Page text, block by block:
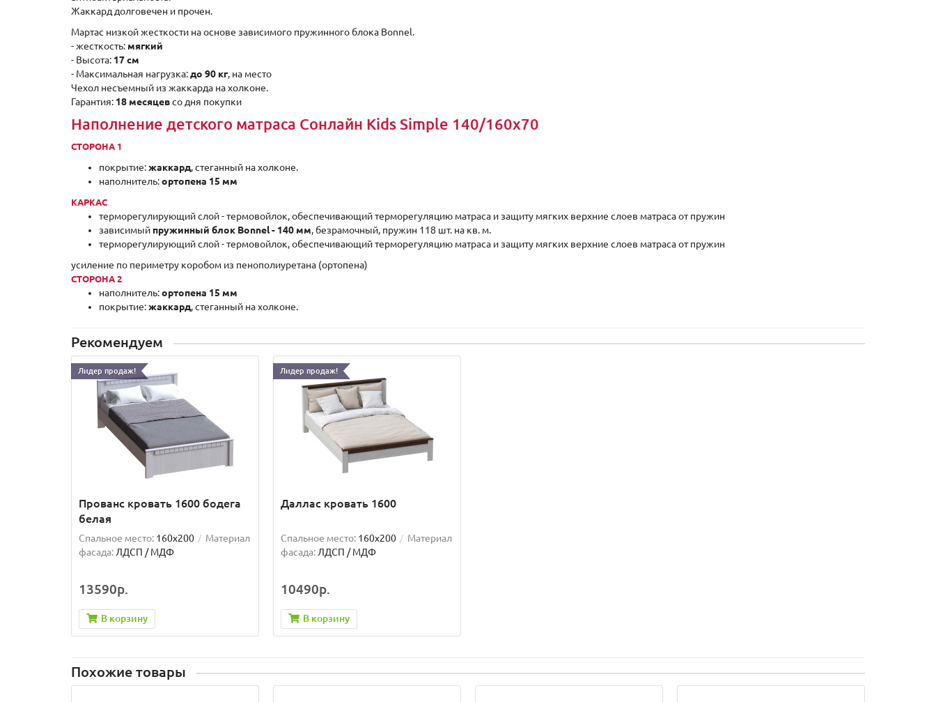
Жаккард долговечен и прочен.
Мартас низкой жесткости на основе зависимого пружинного блока Bonnel.
- жесткость: мягкий
- Высота: 17 см
- Максимальная нагрузка:до 90 кг, на место
Чехол несъемный из жаккарда на холконе.
Гарантия: 18 месяцевсо дня покупки
Наполнение детского матраса Сонлайн Kids Simple 140/160x70
СТОРОНА 1
покрытие:жаккард, стеганный на холконе.
наполнитель:ортопена 15 мм
КАРКАС
терморегулирующий слой - термовойлок, обеспечивающий терморегуляцию матраса и защиту мягких верхние слоев матраса от пружин
зависимый пружинный блок Bonnel - 140 мм, безрамочный, пружин 118 шт. на кв. м.
терморегулирующий слой - термовойлок, обеспечивающий терморегуляцию матраса и защиту мягких верхние слоев матраса от пружин
усиление по периметру коробом из пенополиуретана (ортопена)
СТОРОНА 2
наполнитель:ортопена 15 мм
покрытие:жаккард, стеганный на холконе.
Рекомендуем
Лидер продаж!
Прованс кровать 1600 бодега
белая
Спальное место: 160x200
Материал
фасада: ЛДСП / МДФ
13590р.
В корзину
Лидер продаж!
Даллас кровать 1600
Спальное место: 160x200
Материал
фасада: ЛДСП / МДФ
10490р.
В корзину
Похожие товары